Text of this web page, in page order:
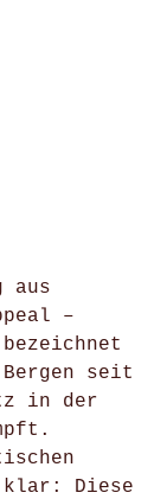
aus
–
Bergen seit
in der
klar: Diese